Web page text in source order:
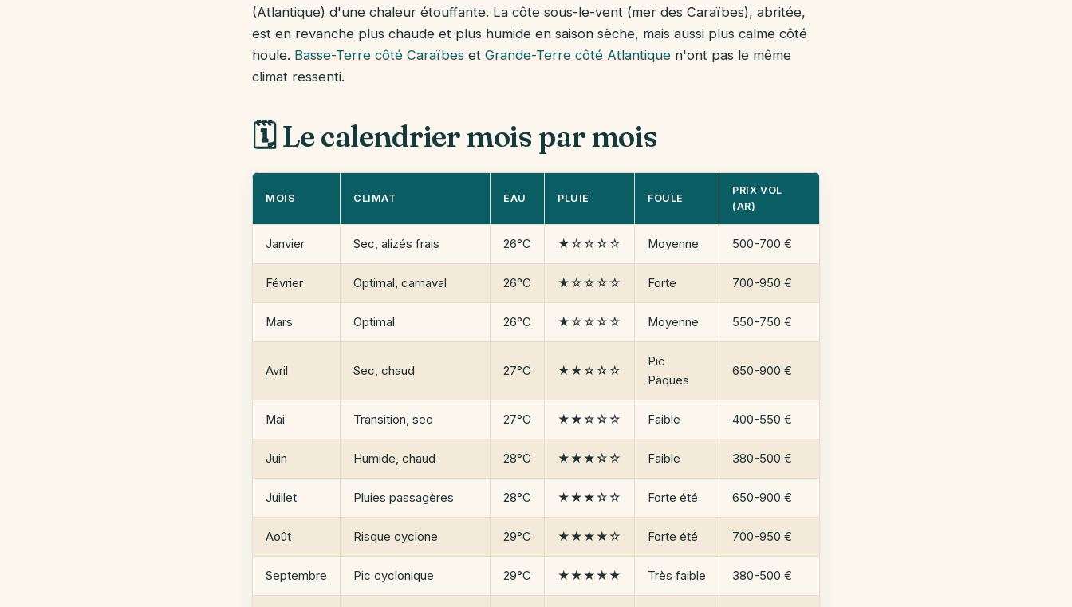
(Atlantique) d'une chaleur étouffante. La côte sous-le-vent (mer des Caraïbes), abritée,
est en revanche plus chaude et plus humide en saison sèche, mais aussi plus calme côté
houle. Basse-Terre côté Caraïbes et Grande-Terre côté Atlantique n'ont pas le même
climat ressenti.
🗓️ Le calendrier mois par mois
MOIS CLIMAT EAU PLUIE FOULE
PRIX VOL
(AR)
Janvier Sec, alizés frais 26°C ★☆☆☆☆ Moyenne 500-700 €
Février Optimal, carnaval 26°C ★☆☆☆☆ Forte 700-950 €
Mars Optimal 26°C ★☆☆☆☆ Moyenne 550-750 €
Avril Sec, chaud 27°C ★★☆☆☆
Pic
Pâques
650-900 €
Mai Transition, sec 27°C ★★☆☆☆ Faible 400-550 €
Juin Humide, chaud 28°C ★★★☆☆ Faible 380-500 €
Juillet Pluies passagères 28°C ★★★☆☆ Forte été 650-900 €
Août Risque cyclone 29°C ★★★★☆ Forte été 700-950 €
Septembre Pic cyclonique 29°C ★★★★★ Très faible 380-500 €